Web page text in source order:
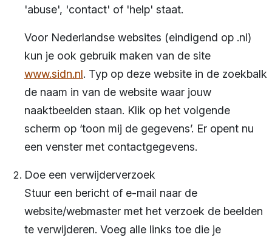
'abuse', 'contact' of 'help' staat.
Voor Nederlandse websites (eindigend op .nl)
kun je ook gebruik maken van de site
www.sidn.nl. Typ op deze website in de zoekbalk
de naam in van de website waar jouw
naaktbeelden staan. Klik op het volgende
scherm op ‘toon mij de gegevens’. Er opent nu
een venster met contactgegevens.
Doe een verwijderverzoek
Stuur een bericht of e-mail naar de
website/webmaster met het verzoek de beelden
te verwijderen. Voeg alle links toe die je